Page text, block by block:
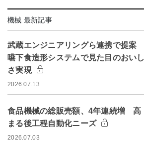
機械 最新記事
武蔵エンジニアリングら連携で提案
嚥下食造形システムで見た目のおいし
さ実現
2026.07.13
食品機械の総販売額、4年連続増 高
まる後工程自動化ニーズ
2026.07.03